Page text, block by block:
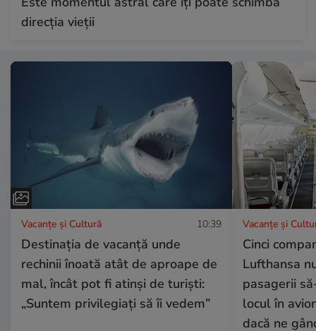
direcția vieții
Vacanțe și Cultură 10:39
Destinația de vacanță unde
rechinii înoată atât de aproape de
mal, încât pot fi atinși de turiști:
„Suntem privilegiați să îi vedem”
Vacanțe și
Cinci
Lufthansa
pasagerii
locul în
dacă ne